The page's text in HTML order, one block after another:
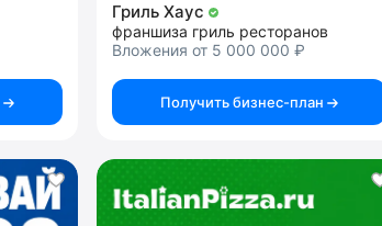
Гриль Хаус
франшиза гриль ресторанов
Вложения от 5 000 000 ₽
Получить бизнес-план